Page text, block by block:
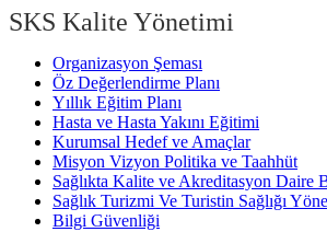
SKS Kalite Yönetimi
Organizasyon Şeması
Öz Değerlendirme Planı
Yıllık Eğitim Planı
Hasta ve Hasta Yakını Eğitimi
Kurumsal Hedef ve Amaçlar
Misyon Vizyon Politika ve Taahhüt
Sağlıkta Kalite ve Akreditasyon Daire
Sağlık Turizmi Ve Turistin Sağlığı
Bilgi Güvenliği